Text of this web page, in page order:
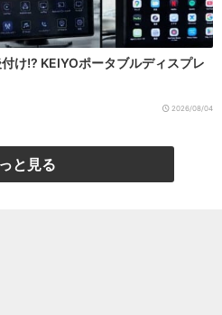
け!? KEIYOポータブルディスプレ
2026/08/04
と見る